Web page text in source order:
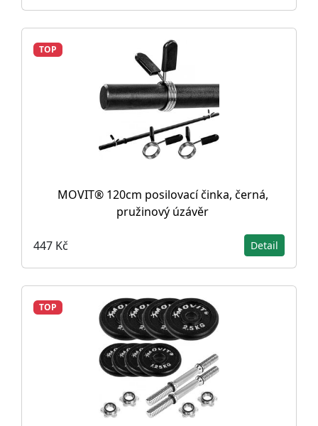
TOP
MOVIT® 120cm posilovací činka, černá,
pružinový úzávěr
447 Kč Detail
TOP